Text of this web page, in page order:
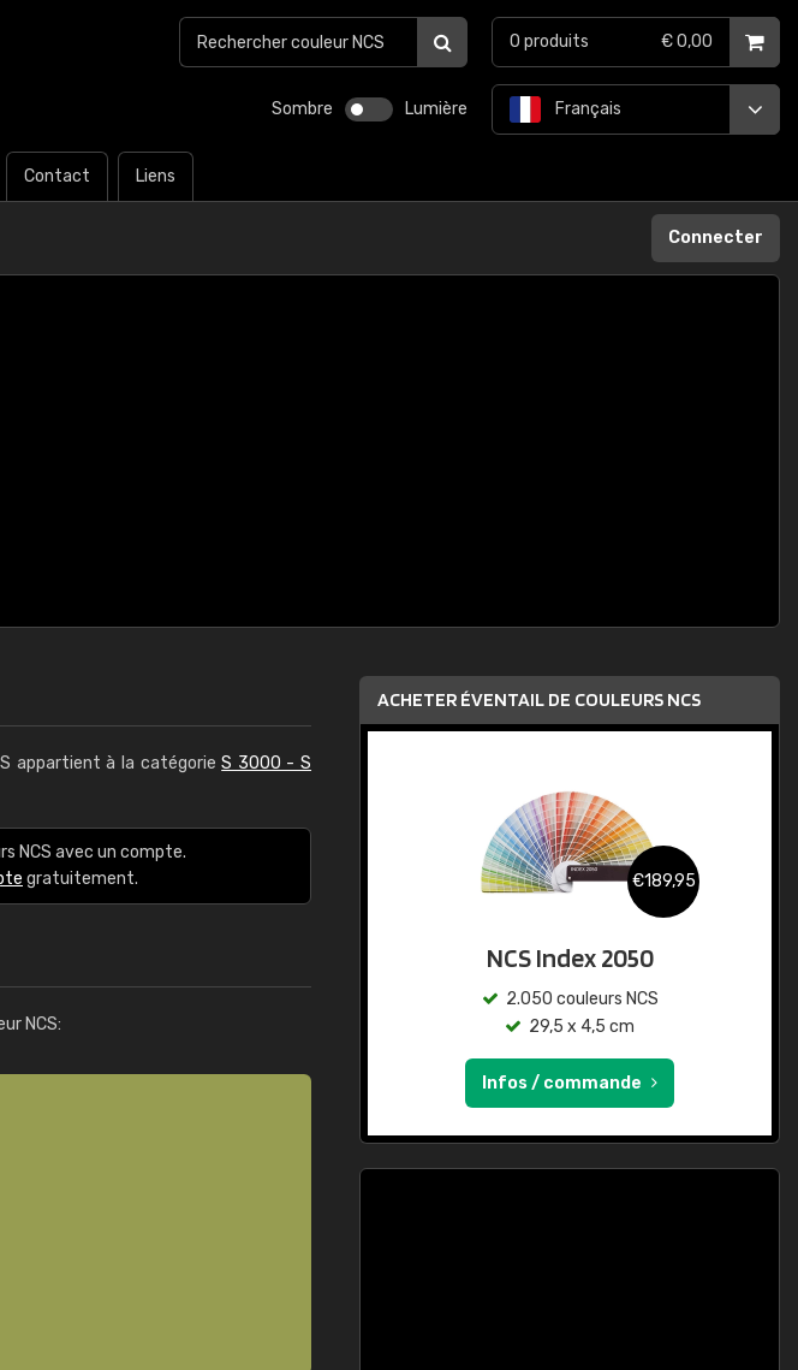
Sombre Lumière
Contact Liens
Français
0 produits € 0,00
Connecter
appartient à la catégorieS 3000 - S
NCS avec un compte.
gratuitement.
NCS:
ACHETER ÉVENTAIL DE COULEURS NCS
€189,95
NCS Index 2050
2.050 couleurs NCS
29,5 x 4,5 cm
Infos / commande